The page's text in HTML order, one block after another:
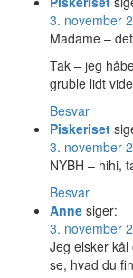
3. november
Madame –
Tak – jeg
gruble lidt
Besvar
Piskeriset
3. november
NYBH – hihi,
Besvar
Anne siger:
3. november
Jeg elsker
se, hvad du